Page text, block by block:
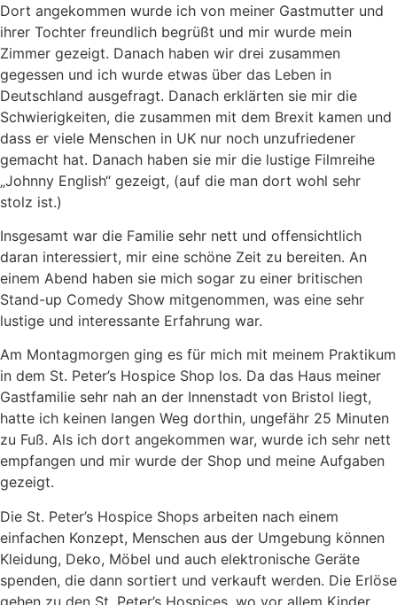
Dort angekommen wurde ich von meiner Gastmutter und
ihrer Tochter freundlich begrüßt und mir wurde mein
Zimmer gezeigt. Danach haben wir drei zusammen
gegessen und ich wurde etwas über das Leben in
Deutschland ausgefragt. Danach erklärten sie mir die
Schwierigkeiten, die zusammen mit dem Brexit kamen und
dass er viele Menschen in UK nur noch unzufriedener
gemacht hat. Danach haben sie mir die lustige Filmreihe
„Johnny English“ gezeigt, (auf die man dort wohl sehr
stolz ist.)
Insgesamt war die Familie sehr nett und offensichtlich
daran interessiert, mir eine schöne Zeit zu bereiten. An
einem Abend haben sie mich sogar zu einer britischen
Stand-up Comedy Show mitgenommen, was eine sehr
lustige und interessante Erfahrung war.
Am Montagmorgen ging es für mich mit meinem Praktikum
in dem St. Peter’s Hospice Shop los. Da das Haus meiner
Gastfamilie sehr nah an der Innenstadt von Bristol liegt,
hatte ich keinen langen Weg dorthin, ungefähr 25 Minuten
zu Fuß. Als ich dort angekommen war, wurde ich sehr nett
empfangen und mir wurde der Shop und meine Aufgaben
gezeigt.
Die St. Peter’s Hospice Shops arbeiten nach einem
einfachen Konzept, Menschen aus der Umgebung können
Kleidung, Deko, Möbel und auch elektronische Geräte
spenden, die dann sortiert und verkauft werden. Die Erlöse
gehen zu den St. Peter’s Hospices, wo vor allem Kinder